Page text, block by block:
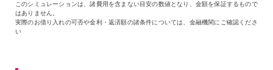
このシミュレーションは、諸費用を含まない目安の数値となり、金額を保証するもので
はありません。
実際のお借り入れの可否や金利・返済額の諸条件については、金融機関にご確認くださ
い